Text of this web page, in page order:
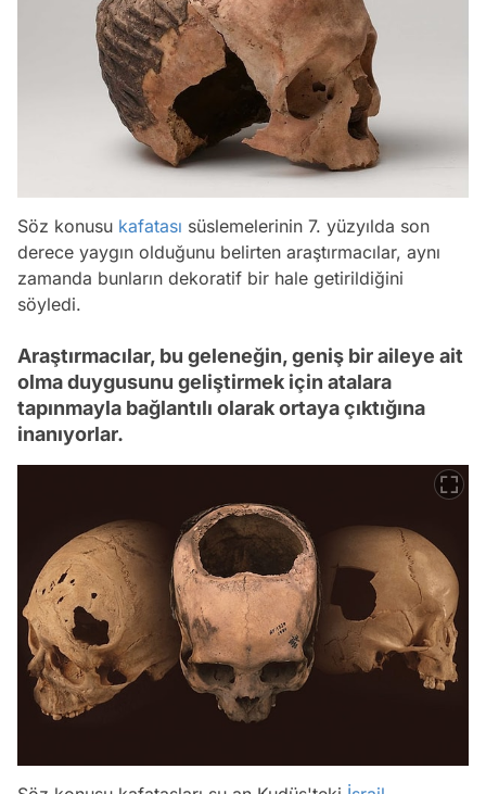
Söz konusu kafatası süslemelerinin 7. yüzyılda son
derece yaygın olduğunu belirten araştırmacılar, aynı
zamanda bunların dekoratif bir hale getirildiğini
söyledi.
Araştırmacılar, bu geleneğin, geniş bir aileye ait
olma duygusunu geliştirmek için atalara
tapınmayla bağlantılı olarak ortaya çıktığına
inanıyorlar.